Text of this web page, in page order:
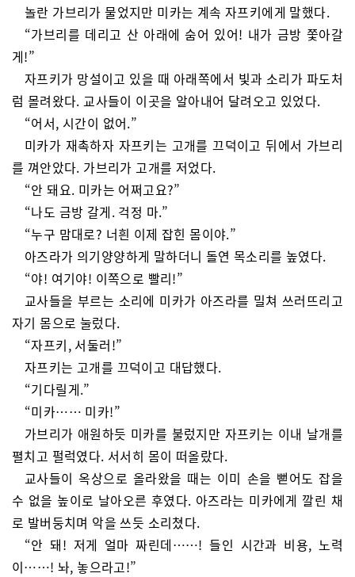
놀란 가브리가 물었지만 미카는 계속 자프키에게 말했다.
“가브리를 데리고 산 아래에 숨어 있어! 내가 금방 쫓아갈
게!”
자프키가 망설이고 있을 때 아래쪽에서 빛과 소리가 파도처
럼 몰려왔다. 교사들이 이곳을 알아내어 달려오고 있었다.
“어서, 시간이 없어.”
미카가 재촉하자 자프키는 고개를 끄덕이고 뒤에서 가브리
를 껴안았다. 가브리가 고개를 저었다.
“안 돼요. 미카는 어쩌고요?”
“나도 금방 갈게. 걱정 마.”
“누구 맘대로? 너흰 이제 잡힌 몸이야.”
아즈라가 의기양양하게 말하더니 돌연 목소리를 높였다.
“야! 여기야! 이쪽으로 빨리!”
교사들을 부르는 소리에 미카가 아즈라를 밀쳐 쓰러뜨리고
자기 몸으로 눌렀다.
“자프키, 서둘러!”
자프키는 고개를 끄덕이고 대답했다.
“기다릴게.”
“미카…… 미카!”
가브리가 애원하듯 미카를 불렀지만 자프키는 이내 날개를
펼치고 펄럭였다. 서서히 몸이 떠올랐다.
교사들이 옥상으로 올라왔을 때는 이미 손을 뻗어도 잡을
수 없을 높이로 날아오른 후였다. 아즈라는 미카에게 깔린 채
로 발버둥치며 악을 쓰듯 소리쳤다.
“안 돼! 저게 얼마 짜린데……! 들인 시간과 비용, 노력
이……! 놔, 놓으라고!”